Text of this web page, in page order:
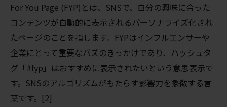
For You Page (FYP)とは、 SNSで、自分の興味に合った
コンテンツが自動的に表示されるパーソナライズ化され
たページのことを指します。FYPはインフルエンサーや
企業にとって重要なバズのきっかけであり、ハッシュタ
グ「#fyp」はおすすめに表示されたいという意思表示で
す。SNSのアルゴリズムがもたらす影響力を象徴する言
葉です。[2]